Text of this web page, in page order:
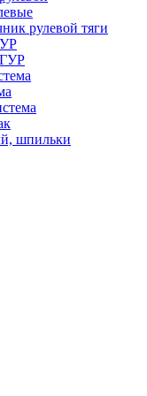
рулевой тяги
шпильки